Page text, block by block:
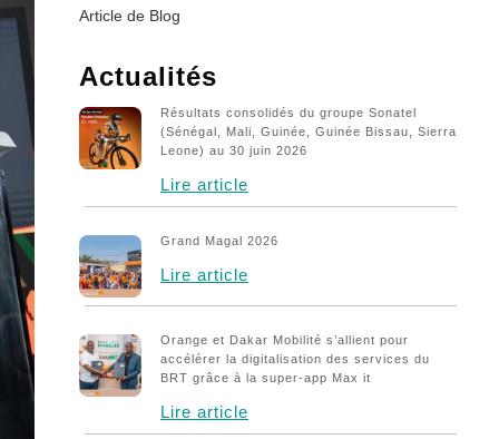
Article de Blog
Cours action Sonatel
Écosystème Numérique
Innovation
International
Mon job à Sonatel
Parties Prenantes
Actualités
Résultats consolidés du groupe Sonatel
(Sénégal, Mali, Guinée, Guinée Bissau, Sierra
Leone) au 30 juin 2026
Lire article
Grand Magal 2026
Lire article
Orange et Dakar Mobilité s’allient pour
accélérer la digitalisation des services du
BRT grâce à la super-app Max it
Lire article